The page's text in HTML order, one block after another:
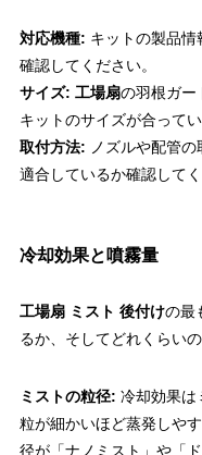
対応機種: キットの製品
確認してください。
サイズ: 工場扇の羽根ガー
キットのサイズが合って
取付方法: ノズルや配管
適合しているか確認してく
冷却効果と噴霧量
工場扇 ミスト 後付けの最
るか、そしてどれくらい
ミストの粒径: 冷却効果は
粒が細かいほど蒸発しや
径が「ナノミスト」や「